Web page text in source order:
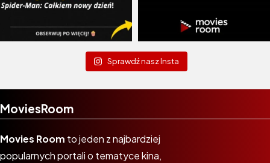
Sprawdź nasz Insta
MoviesRoom
Movies Room to jeden z najbardziej
popularnych portali o tematyce kina,